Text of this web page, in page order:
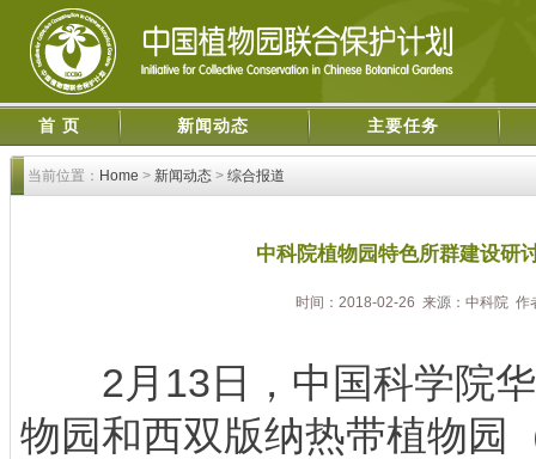
首 页 新闻动态 主要任务
当前位置： Home > 新闻动态 > 综合报道
中科院植物园特色所群建设研
时间：2018-02-26 来源：中科院 作
2月13日，中国科学院华
物园和西双版纳热带植物园